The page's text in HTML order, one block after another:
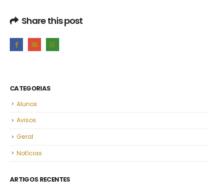
Share this post
CATEGORIAS
Alunos
Avisos
Geral
Notícias
ARTIGOS RECENTES